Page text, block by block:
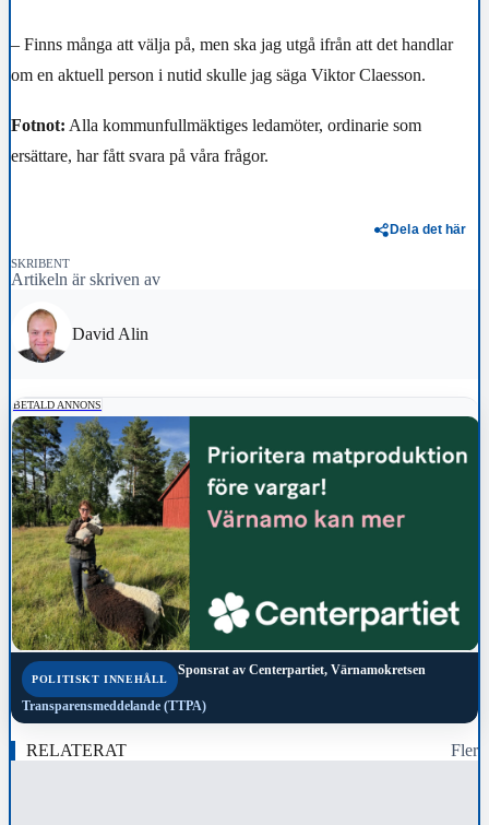
– Finns många att välja på, men ska jag utgå ifrån att det handlar
om en aktuell person i nutid skulle jag säga Viktor Claesson.
Fotnot: Alla kommunfullmäktiges ledamöter, ordinarie som
ersättare, har fått svara på våra frågor.
Dela det här
SKRIBENT
Artikeln är skriven av
David Alin
BETALD ANNONS
POLITISKT INNEHÅLL
Sponsrat av Centerpartiet, Värnamokretsen
Transparensmeddelande (TTPA)
RELATERAT Fler